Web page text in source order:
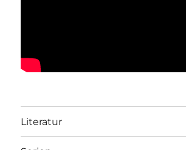
Literatur